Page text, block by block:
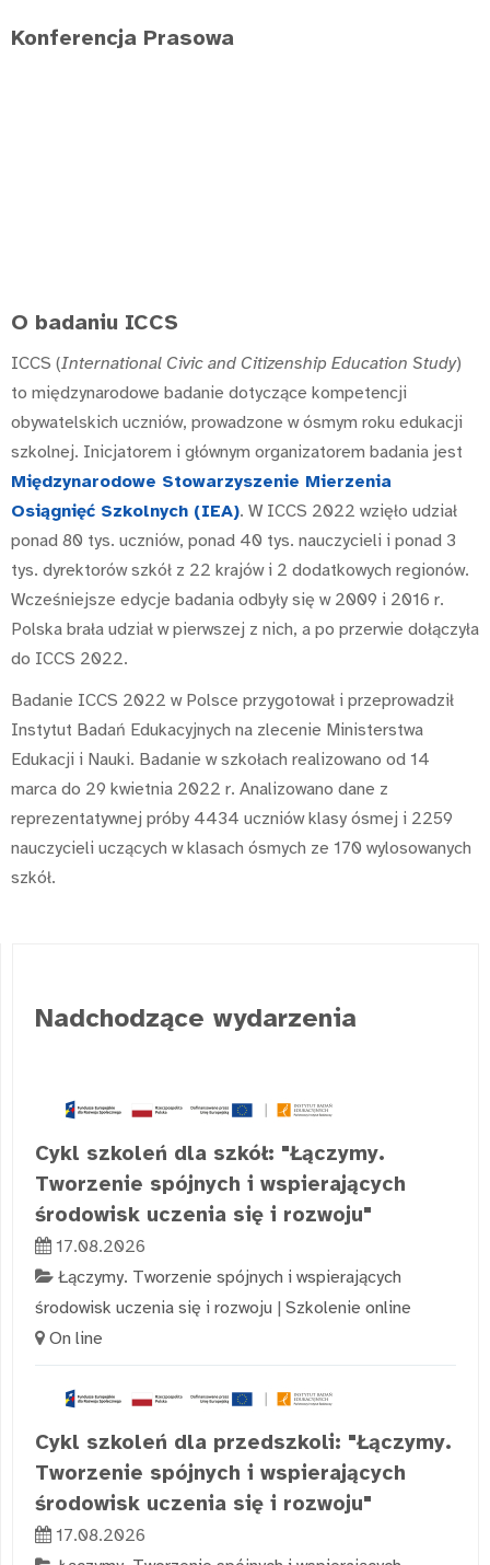
Konferencja Prasowa
O badaniu ICCS
ICCS (International Civic and Citizenship Education Study)
to międzynarodowe badanie dotyczące kompetencji
obywatelskich uczniów, prowadzone w ósmym roku edukacji
szkolnej. Inicjatorem i głównym organizatorem badania jest
Międzynarodowe Stowarzyszenie Mierzenia
Osiągnięć Szkolnych (IEA). W ICCS 2022 wzięło udział
ponad 80 tys. uczniów, ponad 40 tys. nauczycieli i ponad 3
tys. dyrektorów szkół z 22 krajów i 2 dodatkowych regionów.
Wcześniejsze edycje badania odbyły się w 2009 i 2016 r.
Polska brała udział w pierwszej z nich, a po przerwie dołączyła
do ICCS 2022.
Badanie ICCS 2022 w Polsce przygotował i przeprowadził
Instytut Badań Edukacyjnych na zlecenie Ministerstwa
Edukacji i Nauki. Badanie w szkołach realizowano od 14
marca do 29 kwietnia 2022 r. Analizowano dane z
reprezentatywnej próby 4434 uczniów klasy ósmej i 2259
nauczycieli uczących w klasach ósmych ze 170 wylosowanych
szkół.
Nadchodzące wydarzenia
Cykl szkoleń dla szkół: "Łączymy.
Tworzenie spójnych i wspierających
środowisk uczenia się i rozwoju"
17.08.2026
Łączymy. Tworzenie spójnych i wspierających
środowisk uczenia się i rozwoju | Szkolenie online
On line
Cykl szkoleń dla przedszkoli: "Łączymy.
Tworzenie spójnych i wspierających
środowisk uczenia się i rozwoju"
17.08.2026